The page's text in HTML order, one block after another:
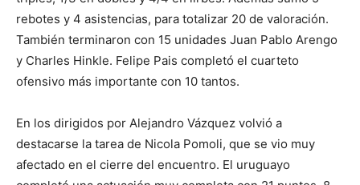
rebotes y 4 asistencias, para totalizar 20 de valoración.
También terminaron con 15 unidades Juan Pablo Arengo
y Charles Hinkle. Felipe Pais completó el cuarteto
ofensivo más importante con 10 tantos.
En los dirigidos por Alejandro Vázquez volvió a
destacarse la tarea de Nicola Pomoli, que se vio muy
afectado en el cierre del encuentro. El uruguayo